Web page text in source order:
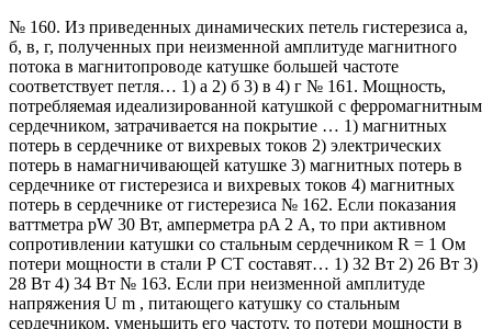
№ 160. Из приведенных динамических петель гистерезиса а,
б, в, г, полученных при неизменной амплитуде магнитного
потока в магнитопроводе катушке большей частоте
соответствует петля… 1) а 2) б 3) в 4) г № 161. Мощность,
потребляемая идеализированной катушкой с ферромагнитным
сердечником, затрачивается на покрытие … 1) магнитных
потерь в сердечнике от вихревых токов 2) электрических
потерь в намагничивающей катушке 3) магнитных потерь в
сердечнике от гистерезиса и вихревых токов 4) магнитных
потерь в сердечнике от гистерезиса № 162. Если показания
ваттметра pW 30 Вт, амперметра pA 2 А, то при активном
сопротивлении катушки со стальным сердечником R = 1 Ом
потери мощности в стали Р СТ составят… 1) 32 Вт 2) 26 Вт 3)
28 Вт 4) 34 Вт № 163. Если при неизменной амплитуде
напряжения U m , питающего катушку со стальным
сердечником, уменьшить его частоту, то потери мощности в